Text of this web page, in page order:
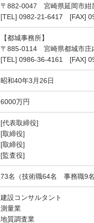
〒882-0047 宮崎県延岡市紺
[TEL] 0982-21-6417 [FAX]
【都城事務所】
〒885-0114 宮崎県都城市庄
[TEL] 0986-36-4161 [FAX]
昭和40年3月26日
6000万円
[代表取締役]
[取締役]
[取締役]
[監査役]
73名（技術職64名 事務職9
建設コンサルタント
測量業
地質調査業